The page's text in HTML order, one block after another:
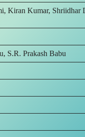
Kiran Kumar, Shriidhar
S.R. Prakash Babu